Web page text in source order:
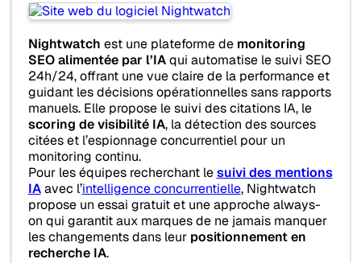
Nightwatch est une plateforme de monitoring
SEO alimentée par l’IAqui automatise le suivi SEO
24h/24, offrant une vue claire de la performance et
guidant les décisions opérationnelles sans rapports
manuels. Elle propose le suivi des citations IA, le
scoring de visibilité IA, la détection des sources
citées et l’espionnage concurrentiel pour un
monitoring continu.
Pour les équipes recherchant lesuivi des mentions
IAavec l’intelligence concurrentielle, Nightwatch
propose un essai gratuit et une approche always-
on qui garantit aux marques de ne jamais manquer
les changements dans leur positionnement en
recherche IA.